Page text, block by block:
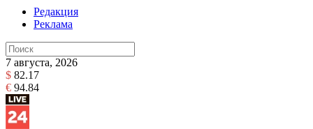
Редакция
Реклама
7 августа, 2026
$ 82.17
€ 94.84